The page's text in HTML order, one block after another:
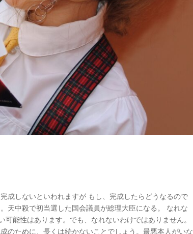
成しないといわれますが もし、完成したらどうなるので
天中殺で初当選した国会議員が総理大臣になる。 なれな
能性はあります。でも、なれないわけではありません。
のために、長くは続かないことでしょう。最悪本人がいな